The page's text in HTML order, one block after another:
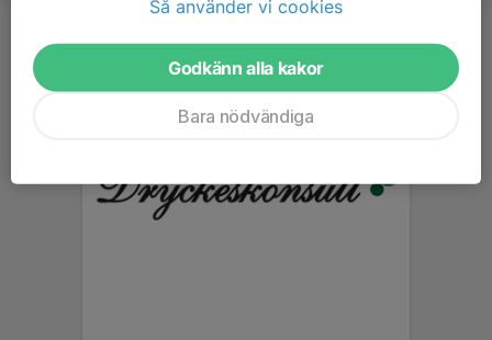
Så använder vi cookies
Godkänn alla kakor
Bara nödvändiga